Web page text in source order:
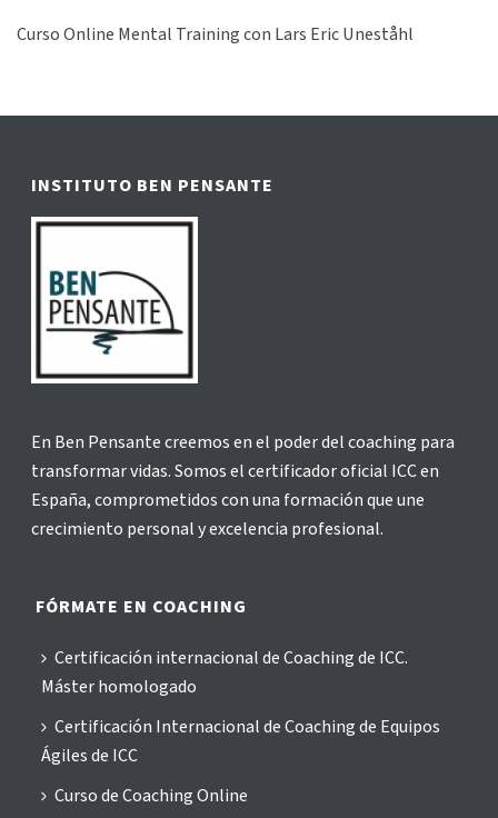
Curso Online Mental Training con Lars Eric Uneståhl
INSTITUTO BEN PENSANTE
En Ben Pensante creemos en el poder del coaching para
transformar vidas. Somos el certificador oficial ICC en
España, comprometidos con una formación que une
crecimiento personal y excelencia profesional.
FÓRMATE EN COACHING
Certificación internacional de Coaching de ICC.
Máster homologado
Certificación Internacional de Coaching de Equipos
Ágiles de ICC
Curso de Coaching Online